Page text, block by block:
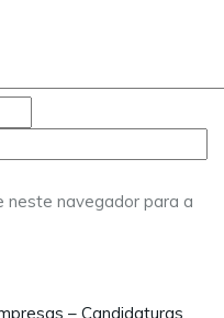
neste navegador para a